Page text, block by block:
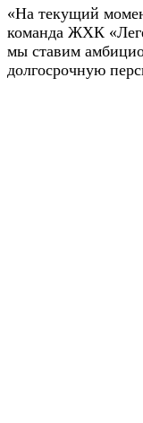
«На текущий
команда ЖХК
мы ставим
долгосрочную